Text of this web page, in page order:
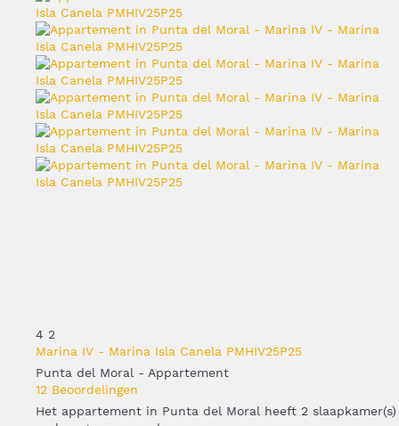
4 2
Marina IV - Marina Isla Canela PMHIV25P25
Punta del Moral - Appartement
12 Beoordelingen
Het appartement in Punta del Moral heeft 2 slaapkamer(s)